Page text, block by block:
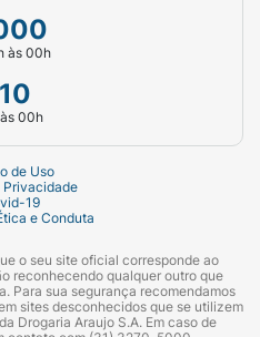
às 00h
00h
de Uso
Privacidade
19
e Conduta
o seu site oficial corresponde ao
reconhecendo qualquer outro que
Para sua segurança recomendamos
sites desconhecidos que se utilizem
Drogaria Araujo S.A. Em caso de